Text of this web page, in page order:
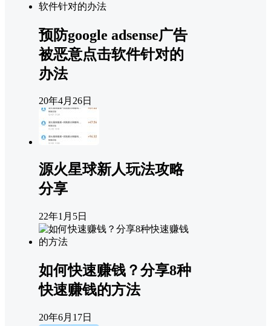
预防google adsense广告
被恶意点击软件针对的
办法
20年4月26日
源火星球新人玩法攻略
分享
22年1月5日
如何快速赚钱？分享8种
快速赚钱的方法
20年6月17日